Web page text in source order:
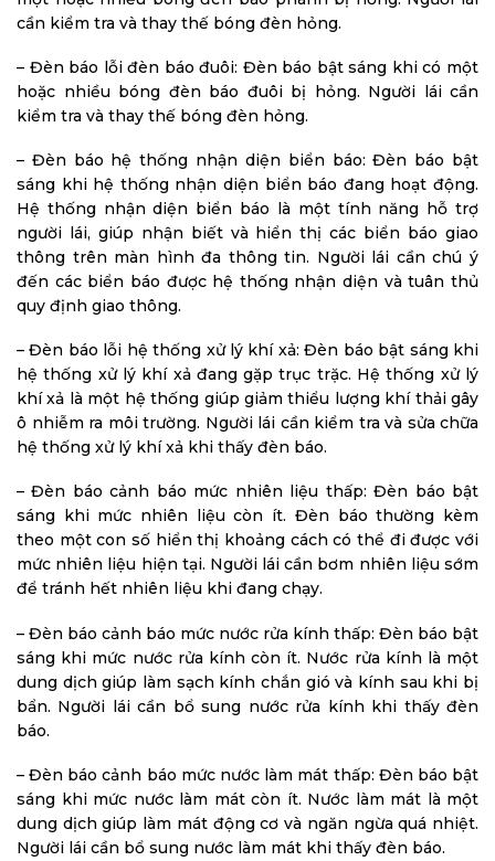
cần kiểm tra và thay thế bóng đèn hỏng.
– Đèn báo lỗi đèn báo đuôi: Đèn báo bật sáng khi có một
hoặc nhiều bóng đèn báo đuôi bị hỏng. Người lái cần
kiểm tra và thay thế bóng đèn hỏng.
– Đèn báo hệ thống nhận diện biển báo: Đèn báo bật
sáng khi hệ thống nhận diện biển báo đang hoạt động.
Hệ thống nhận diện biển báo là một tính năng hỗ trợ
người lái, giúp nhận biết và hiển thị các biển báo giao
thông trên màn hình đa thông tin. Người lái cần chú ý
đến các biển báo được hệ thống nhận diện và tuân thủ
quy định giao thông.
– Đèn báo lỗi hệ thống xử lý khí xả: Đèn báo bật sáng khi
hệ thống xử lý khí xả đang gặp trục trặc. Hệ thống xử lý
khí xả là một hệ thống giúp giảm thiểu lượng khí thải gây
ô nhiễm ra môi trường. Người lái cần kiểm tra và sửa chữa
hệ thống xử lý khí xả khi thấy đèn báo.
– Đèn báo cảnh báo mức nhiên liệu thấp: Đèn báo bật
sáng khi mức nhiên liệu còn ít. Đèn báo thường kèm
theo một con số hiển thị khoảng cách có thể đi được với
mức nhiên liệu hiện tại. Người lái cần bơm nhiên liệu sớm
để tránh hết nhiên liệu khi đang chạy.
– Đèn báo cảnh báo mức nước rửa kính thấp: Đèn báo bật
sáng khi mức nước rửa kính còn ít. Nước rửa kính là một
dung dịch giúp làm sạch kính chắn gió và kính sau khi bị
bẩn. Người lái cần bổ sung nước rửa kính khi thấy đèn
báo.
– Đèn báo cảnh báo mức nước làm mát thấp: Đèn báo bật
sáng khi mức nước làm mát còn ít. Nước làm mát là một
dung dịch giúp làm mát động cơ và ngăn ngừa quá nhiệt.
Người lái cần bổ sung nước làm mát khi thấy đèn báo.